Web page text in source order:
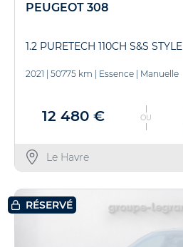
PEUGEOT 308
1.2 PURETECH 110CH S&S STYLE
2021 50775 km Essence Manuelle
12 480 € OU
Le Havre
RÉSERVÉ